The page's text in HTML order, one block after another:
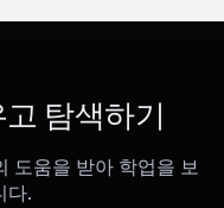
탐색하기
도움을 받아 학업을 보
다.